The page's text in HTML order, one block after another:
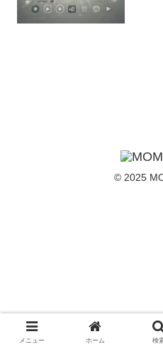
© 2025
メニュー ホーム 検